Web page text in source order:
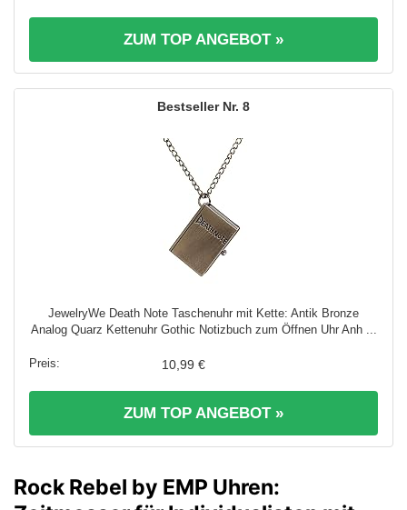
ZUM TOP ANGEBOT »
8
JewelryWe Death Note Taschenuhr mit Kette: Antik Bronze
Analog Quarz Kettenuhr Gothic Notizbuch zum Öffnen Uhr Anh ...
10,99 €
ZUM TOP ANGEBOT »
Rock Rebel by EMP Uhren: